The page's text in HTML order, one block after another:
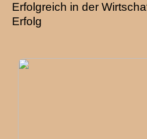
Erfolgreich in der
Erfolg